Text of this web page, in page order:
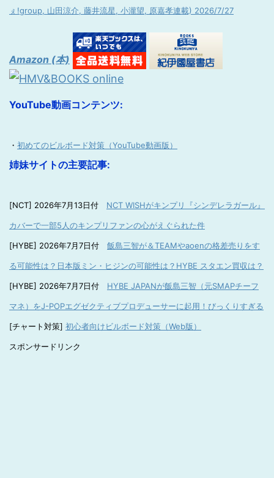
ぇ!group, 山田涼介, 藤井流星, 小瀧望, 原嘉孝連載) 2026/7/27
Amazon (本)
YouTube動画コンテンツ:
・ 初めてのビルボード対策（YouTube動画版）
姉妹サイトの主要記事:
[NCT] 2026年7月13日付 NCT WISHがキンプリ『シンデレラガール』
カバーで一部5人のキンプリファンの心がえぐられた件
[HYBE] 2026年7月7日付 飯島三智が＆TEAMやaoenの格差売りをす
る可能性は？日本版ミン・ヒジンの可能性は？HYBE スタエン買収は？
[HYBE] 2026年7月7日付 HYBE JAPANが飯島三智（元SMAPチーフ
マネ）をJ-POPエグゼクティブプロデューサーに起用！びっくりすぎる
[チャート対策] 初心者向けビルボード対策（Web版）
スポンサードリンク